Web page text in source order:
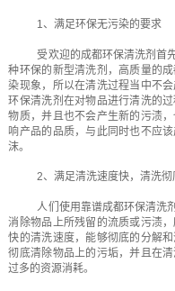
1、满足环保无污染的要求
受欢迎的成都环保清洗剂首
种环保的新型清洗剂，高质量的
染现象，所以在清洗过程当中不
环保清洗剂在对物品进行清洗的
物质，并且也不会产生新的污渍
响产品的品质，与此同时也不应
沫。
2、满足清洗速度快，清洗
人们使用靠谱成都环保清洗
消除物品上所残留的流质或污渍
快的清洗速度，能够彻底的分解
彻底清除物品上的污垢，并且在
过多的资源消耗。